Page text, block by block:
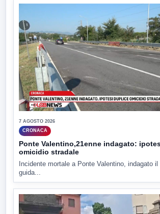
7 AGOSTO 2026
CRONACA
Ponte Valentino,21enne indagato:
omicidio stradale
Incidente mortale a Ponte Valentino, indagato il
guida...